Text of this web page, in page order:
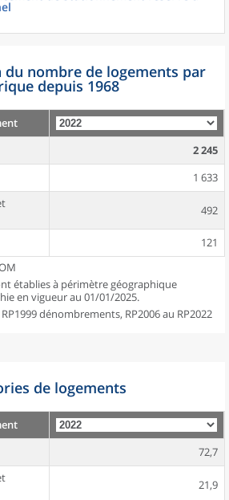
du nombre de logements par
depuis 1968
2 245
1 633
492
121
établies à périmètre géographique
en vigueur au 01/01/2025.
dénombrements, RP2006 au RP2022
de logements
72,7
21,9